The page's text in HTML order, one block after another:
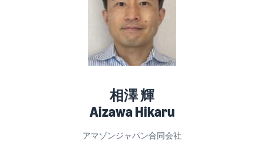
相澤 輝
Aizawa Hikaru
アマゾンジャパン合同会社